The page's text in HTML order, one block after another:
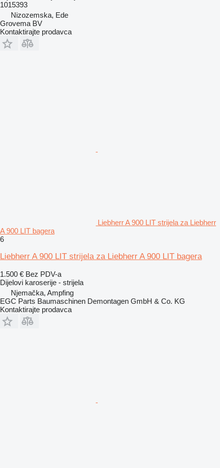
1015393
Nizozemska, Ede
Grovema BV
Kontaktirajte prodavca
Liebherr A 900 LIT strijela za Liebherr
A 900 LIT bagera
6
Liebherr A 900 LIT strijela za Liebherr A 900 LIT bagera
1.500 € Bez PDV-a
Dijelovi karoserije - strijela
Njemačka, Ampfing
EGC Parts Baumaschinen Demontagen GmbH & Co. KG
Kontaktirajte prodavca